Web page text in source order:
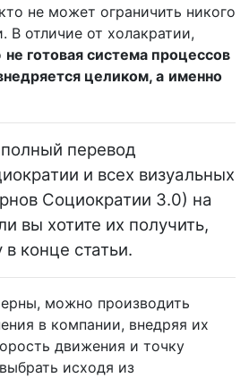
не может ограничить никого
В отличие от холакратии,
не готовая система процессов
целиком, а именно
перевод
и всех визуальных
Социократии 3.0) на
вы хотите их получить,
конце статьи.
можно производить
в компании, внедряя их
движения и точку
исходя из